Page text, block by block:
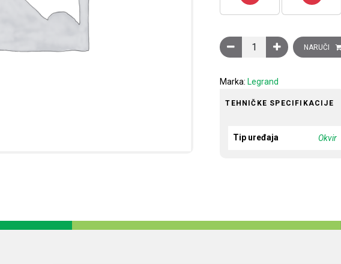
Ukrasni okvir Clasia, 3
NARUČI
Marka: Legrand
TEHNIČKE SPECIFIKACIJE
Tip uređaja Okvir